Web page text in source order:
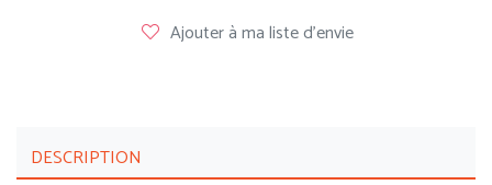
Ajouter à ma liste d'envie
DESCRIPTION